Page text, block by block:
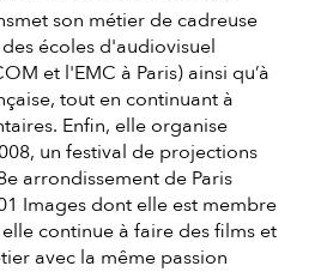
son métier de cadreuse
écoles d'audiovisuel
et l'EMC à Paris) ainsi qu’à
tout en continuant à
Enfin, elle organise
un festival de projections
arrondissement de Paris
Images dont elle est membre
continue à faire des films et
avec la même passion